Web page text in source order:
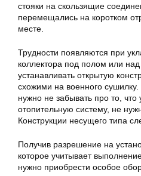
стояки на скользящие
перемещались на коротком
месте.
Трудности появляются при
коллектора под полом или
устанавливать открытую
схожими на военного
нужно не забывать про то, что
отопительную систему, не
Конструкции несущего типа
Получив разрешение на
которое учитывает
нужно приобрести особое